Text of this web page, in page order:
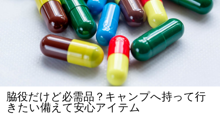
脇役だけど必需品？キャンプへ持って行
きたい備えて安心アイテム